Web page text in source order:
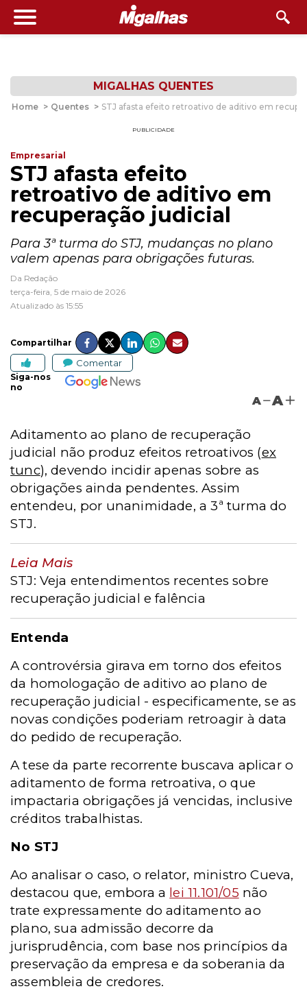
MIGALHAS QUENTES
Home > Quentes > STJ afasta efeito retroativo de aditivo em
PUBLICIDADE
Empresarial
STJ afasta efeito
retroativo de aditivo em
recuperação judicial
Para 3ª turma do STJ, mudanças no plano
valem apenas para obrigações futuras.
Da Redação
terça-feira, 5 de maio de 2026
Atualizado às 15:55
Compartilhar
Comentar
Siga-nos
no
A A
Aditamento ao plano de recuperação
judicial não produz efeitos retroativos (ex
tunc), devendo incidir apenas sobre as
obrigações ainda pendentes. Assim
entendeu, por unanimidade, a 3ª turma do
STJ.
Leia Mais
STJ: Veja entendimentos recentes sobre
recuperação judicial e falência
Entenda
A controvérsia girava em torno dos efeitos
da homologação de aditivo ao plano de
recuperação judicial - especificamente, se as
novas condições poderiam retroagir à data
do pedido de recuperação.
A tese da parte recorrente buscava aplicar o
aditamento de forma retroativa, o que
impactaria obrigações já vencidas, inclusive
créditos trabalhistas.
No STJ
Ao analisar o caso, o relator, ministro Cueva,
destacou que, embora a lei 11.101/05 não
trate expressamente do aditamento ao
plano, sua admissão decorre da
jurisprudência, com base nos princípios da
preservação da empresa e da soberania da
assembleia de credores.